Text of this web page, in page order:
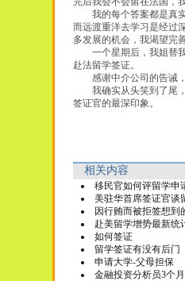
我的每个答案都是真实
而远渡重洋去学习是经过
多发展的机会，我渴望完
一个星期后，我姐替我
赴法留学签证。
感谢中介公司的告诫，
我确实从头笑到了尾，
签证官的最深印象。
相关内容
移民官如何评留学申
美驻华首席签证官谈
因行贿而被拒签想到
赴美留学增势最新统
如何签证
留学签证有没有后门
申请大学-父母担保
金融投资分析员3个